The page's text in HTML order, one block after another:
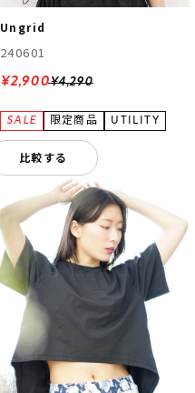
Ungrid
240601
¥4,290
¥2,900
比較する